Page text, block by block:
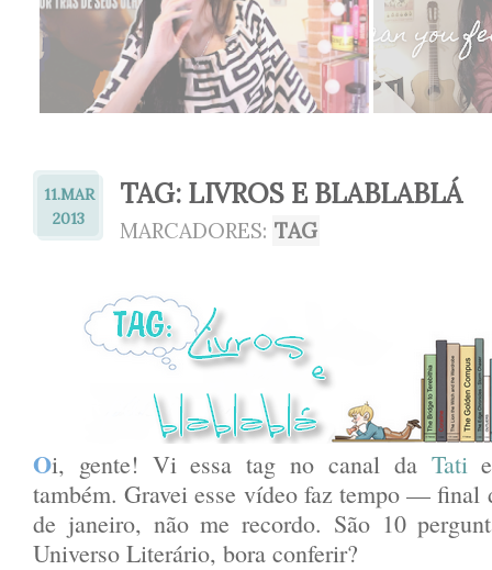
11.MAR
2013
TAG: LIVROS E BLABLABLÁ
MARCADORES: TAG
Oi, gente! Vi essa tag no canal da Tatie
também. Gravei esse vídeo faz tempo — final
de janeiro, não me recordo. São 10
Universo Literário, bora conferir?